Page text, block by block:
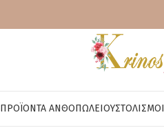
ΠΡΟΪΌΝΤΑ ΑΝΘΟΠΩΛΕΊΟΥΣΤΟΛΙΣΜΟΊ